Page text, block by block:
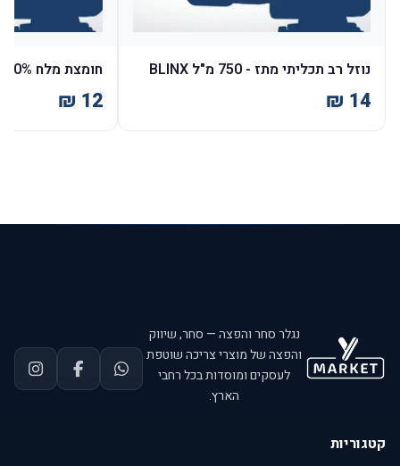
נוזל רב תכליתי מתז - 750 מ"ל BLINX חומצת מלח 10% - 1 ליטר BLINX
נגלר סחר והפצה — סחר, שיווק
והפצה של מוצרי צריכה שוטפת
לעסקים ומוסדות בכל רחבי
הארץ.
קטגוריות